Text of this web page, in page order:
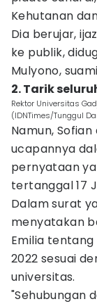
Kehutanan
Dia berujar,
ke publik,
Mulyono,
2. Tarik
Rektor Universitas
(IDNTimes/Tunggul
Namun,
ucapannya
pernyataan
tertanggal 17
Dalam surat
menyatakan
Emilia tentang
2022 sesuai
universitas.
"Sehubungan